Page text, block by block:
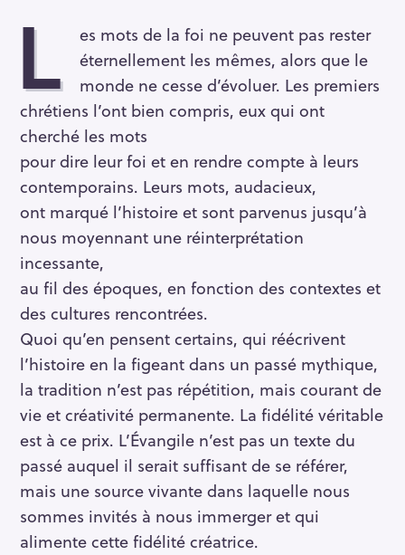
L
es mots de la foi ne peuvent pas rester
éternellement les mêmes, alors que le
monde ne cesse d’évoluer. Les premiers
chrétiens l’ont bien compris, eux qui ont
cherché les mots
pour dire leur foi et en rendre compte à leurs
contemporains. Leurs mots, audacieux,
ont marqué l’histoire et sont parvenus jusqu’à
nous moyennant une réinterprétation
incessante,
au fil des époques, en fonction des contextes et
des cultures rencontrées.
Quoi qu’en pensent certains, qui réécrivent
l’histoire en la figeant dans un passé mythique,
la tradition n’est pas répétition, mais courant de
vie et créativité permanente. La fidélité véritable
est à ce prix. L’Évangile n’est pas un texte du
passé auquel il serait suffisant de se référer,
mais une source vivante dans laquelle nous
sommes invités à nous immerger et qui
alimente cette fidélité créatrice.